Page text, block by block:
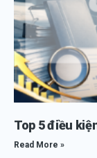
Top 5 điều
Read More »